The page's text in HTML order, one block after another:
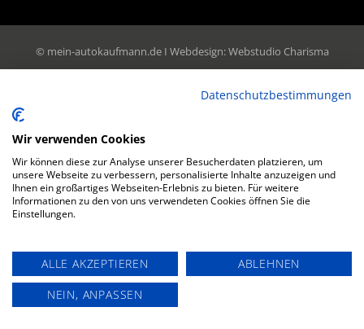
© mein-autokaufmann.de I Webdesign:Webstudio Charisma
Datenschutzbestimmungen
Wir verwenden Cookies
Wir können diese zur Analyse unserer Besucherdaten platzieren, um
unsere Webseite zu verbessern, personalisierte Inhalte anzuzeigen und
Ihnen ein großartiges Webseiten-Erlebnis zu bieten. Für weitere
Informationen zu den von uns verwendeten Cookies öffnen Sie die
Einstellungen.
ALLE AKZEPTIEREN
ABLEHNEN
NEIN, ANPASSEN